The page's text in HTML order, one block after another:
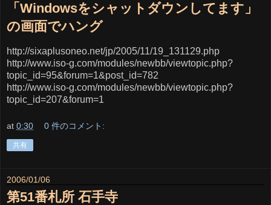
「Windowsをシャットダウンしてます」
の画面でハング
http://sixaplusoneo.net/jp/2005/11/19_131129.php
http://www.iso-g.com/modules/newbb/viewtopic.php?
topic_id=95&forum=1&post_id=782
http://www.iso-g.com/modules/newbb/viewtopic.php?
topic_id=207&forum=1
at 0:30 0 件のコメント:
共有
2006/01/06
第51番札所 石手寺